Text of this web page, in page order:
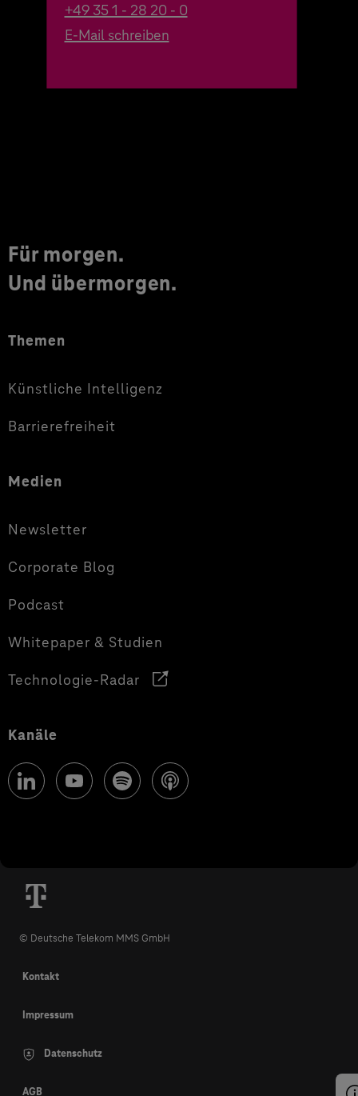
+49 35 1 - 28 20 - 0
E-Mail schreiben
Für morgen.
Und übermorgen.
Themen
Künstliche Intelligenz
Barrierefreiheit
Medien
Newsletter
Corporate Blog
Podcast
Whitepaper & Studien
Technologie-Radar
Kanäle
© Deutsche Telekom MMS GmbH
Kontakt
Impressum
Datenschutz
AGB